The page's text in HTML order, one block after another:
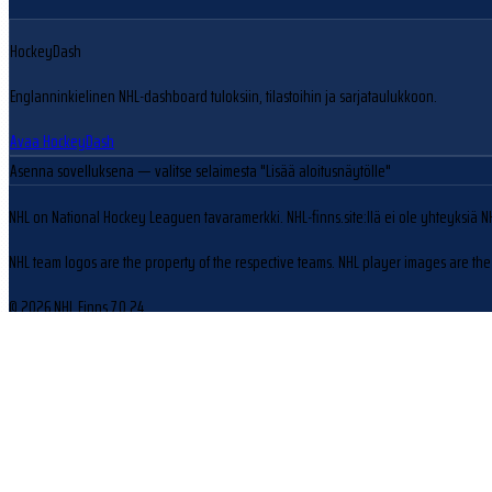
HockeyDash
Englanninkielinen NHL-dashboard tuloksiin, tilastoihin ja sarjataulukkoon.
Avaa HockeyDash
Asenna sovelluksena — valitse selaimesta "Lisää aloitusnäytölle"
NHL on National Hockey Leaguen tavaramerkki. NHL-finns.site:llä ei ole yhteyksiä
NHL team logos are the property of the respective teams. NHL player images are
© 2026 NHL Finns7.0.24